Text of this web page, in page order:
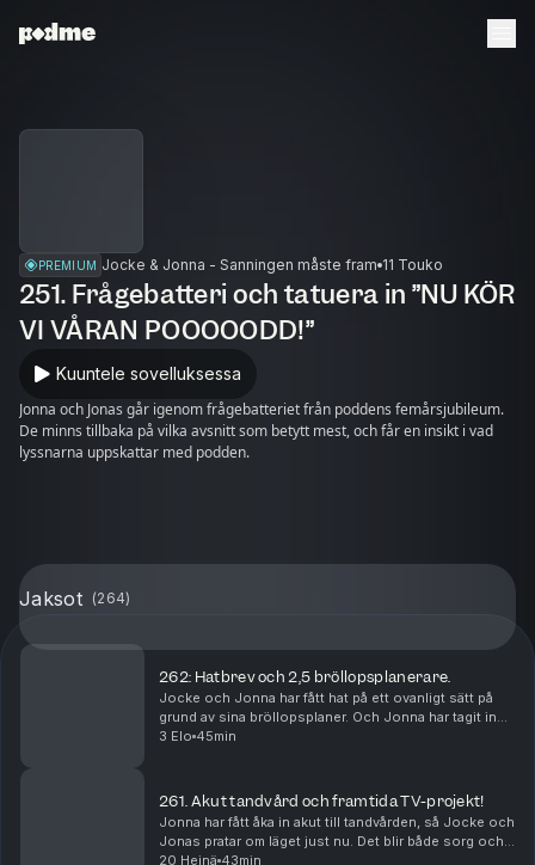
PREMIUM Jocke & Jonna - Sanningen måste fram 11 Touko
251. Frågebatteri och tatuera in ”NU KÖR
VI VÅRAN POOOOODD!”
Kuuntele sovelluksessa
Jonna och Jonas går igenom frågebatteriet från poddens femårsjubileum.
De minns tillbaka på vilka avsnitt som betytt mest, och får en insikt i vad
lyssnarna uppskattar med podden.
Jaksot (264)
262: Hatbrev och 2,5 bröllopsplanerare.
Jocke och Jonna har fått hat på ett ovanligt sätt på
grund av sina bröllopsplaner. Och Jonna har tagit in
2,5 bröllopsplanerare för att hinna med allt innan de
3 Elo 45min
261. Akut tandvård och framtida TV-projekt!
Jonna har fått åka in akut till tandvården, så Jocke och
Jonas pratar om läget just nu. Det blir både sorg och
glädje, och Jocke berättar om framtida TV-projekt.
20 Heinä 43min